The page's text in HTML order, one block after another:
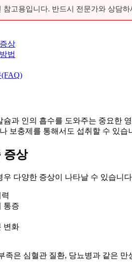
참고용입니다. 반드시 전문가와 상담하
상
법
슘과 인의 흡수를 도와주는 중요한
보충제를 통해서도 섭취할 수 있
증상
우 다양한 증상이 나타날 수 있습니
통증
변화
족은 심혈관 질환, 당뇨병과 같은